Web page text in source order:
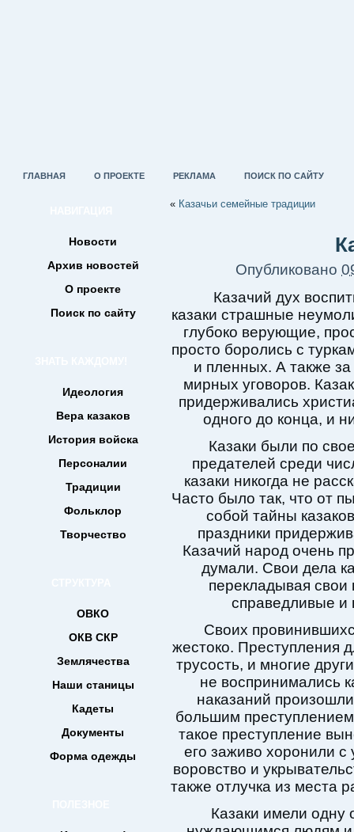
ГЛАВНАЯ О ПРОЕКТЕ РЕКЛАМА ПОИСК ПО САЙТУ
Новости
Архив новостей
О проекте
Поиск по сайту
Идеология
Вера казаков
История войска
Персоналии
Традиции
Фольклор
Творчество
ОВКО
ОКВ СКР
Землячества
Наши станицы
Кадеты
Документы
Форма одежды
« Казачьи семейные традиции
Опубликовано
Казачий дух
казаки страшные
глубоко верующие,
просто боролись с
и пленных. А также
мирных уговоров.
придерживались
одного до конца, и
Казаки были по
предателей среди
казаки никогда не
Часто было так, что от
собой тайны
праздники
Казачий народ очень
думали. Свои дела
перекладывая
справедливые и
Своих
жестоко. Преступления
трусость, и многие
не воспринимались
наказаний
большим
такое преступление
его заживо хоронили
воровство и
также отлучка из места
Казаки имели одну